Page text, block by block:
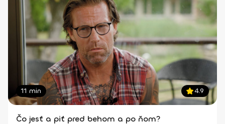
11 min 4.9
Čo jesť a piť pred behom a po ňom?